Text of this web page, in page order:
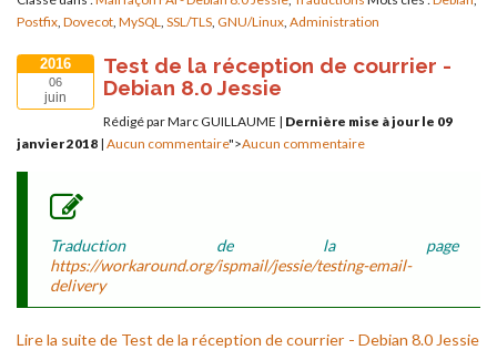
Postfix Dovecot MySQL SSL/TLS GNU/Linux Administration
2016
06
juin
Test de la réception de courrier -
Debian 8.0 Jessie
Rédigé par Marc GUILLAUME | Dernière mise à jour le 09
janvier 2018 | Aucun commentaire">Aucun commentaire
Traduction de la page
https://workaround.org/ispmail/jessie/testing-email-
delivery
Lire la suite de Test de la réception de courrier - Debian 8.0 Jessie